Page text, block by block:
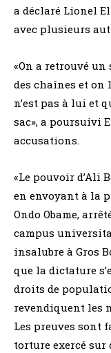
a déclaré Lionel
avec plusieurs
«On a retrouvé un
des chaînes et on
n’est pas à lui et
sac», a poursuivi
accusations.
«Le pouvoir d’Ali
en envoyant à la
Ondo Obame,
campus
insalubre à Gros
que la dictature
droits de
revendiquent les
Les preuves sont
torture exercé sur